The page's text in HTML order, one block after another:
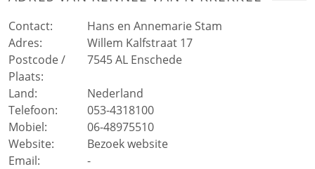
Contact:
Hans en Annemarie Stam
Adres:
Willem Kalfstraat 17
Postcode /
Plaats:
7545 AL Enschede
Land:
Nederland
Telefoon:
053-4318100
Mobiel:
06-48975510
Website:
Bezoek website
Email:
-